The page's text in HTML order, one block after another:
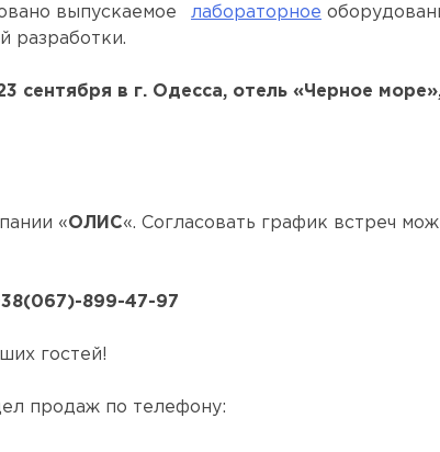
выпускаемое лабораторное
разработки.
сентября в г. Одесса, отель «Черное
«ОЛИС«. Согласовать график встреч
899-47-97
гостей!
продаж по телефону: